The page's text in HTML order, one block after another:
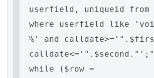
userfield, uniqueid from
where userfield like
%' and
while ($row =